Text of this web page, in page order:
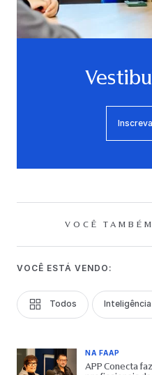
VOCÊ
VOCÊ ESTÁ VENDO:
Todos
NA FAAP
APP Conecta